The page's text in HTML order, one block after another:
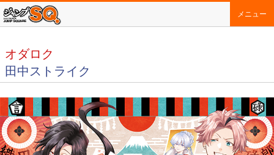
メニュー
オダロク
田中ストライク